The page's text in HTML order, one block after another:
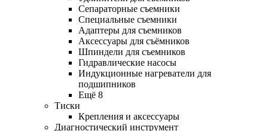
Сепараторные съемники
Специальные съемники
Адаптеры для съемников
Аксессуары для съёмников
Шпиндели для съемников
Гидравлические насосы
Индукционные нагреватели для
подшипников
Ещё 8
Тиски
Крепления и аксессуары
Диагностический инструмент